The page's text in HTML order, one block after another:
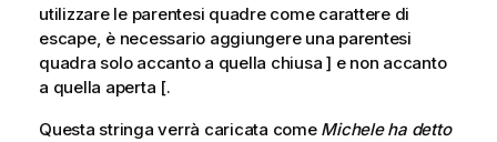
utilizzare le parentesi quadre come carattere di
escape, è necessario aggiungere una parentesi
quadra solo accanto a quella chiusa ] e non accanto
a quella aperta [.
Questa stringa verrà caricata come Michele ha detto